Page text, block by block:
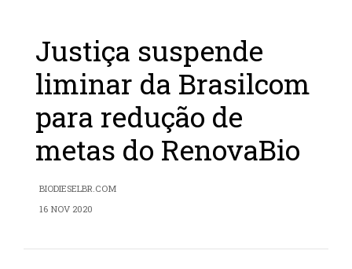
Justiça suspende
liminar da Brasilcom
para redução de
metas do RenovaBio
BIODIESELBR.COM
16 NOV 2020